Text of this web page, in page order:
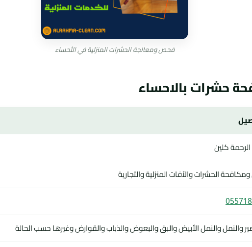
فحص ومعالجة الحشرات المنزلية في الأحساء
حشرات بالاحساء
كلين
الحشرات والآفات المنزلية والتجارية
والنمل والنمل الأبيض والبق والبعوض والذباب والقوارض وغيرها حسب الحالة